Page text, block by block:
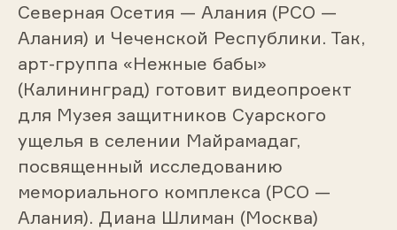
Северная Осетия — Алания (РСО —
Алания) и Чеченской Республики. Так,
арт-группа «Нежные бабы»
(Калининград) готовит видеопроект
для Музея защитников Суарского
ущелья в селении Майрамадаг,
посвященный исследованию
мемориального комплекса (РСО —
Алания). Диана Шлиман (Москва)